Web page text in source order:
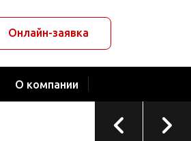
Онлайн-заявка
О компании
в г. Кемерово